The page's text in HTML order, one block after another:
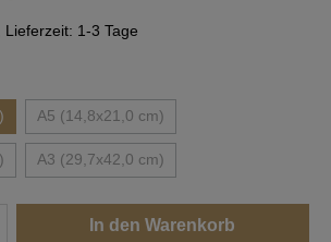
Lieferzeit: 1-3 Tage
A5 (14,8x21,0 cm)(Diese Option ist zurzeit nicht
ist zurzeit nicht verfügbar.)
A3 (29,7x42,0 cm)(Diese Option ist zurzeit nicht
Gib den gewünschten
In den Warenkorb